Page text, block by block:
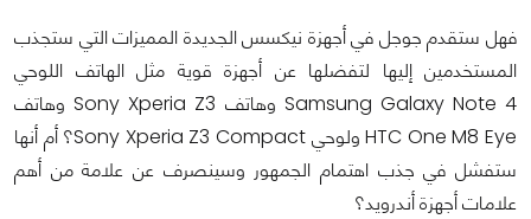
فهل ستقدم جوجل في أجهزة نيكسس الجديدة المميزات التي ستجذب
المستخدمين إليها لتفضلها عن أجهزة قوية مثل الهاتف اللوحي
Samsung Galaxy Note 4 وهاتف Sony Xperia Z3 وهاتف
HTC One M8 Eye ولوحي Sony Xperia Z3 Compact؟ أم أنها
ستفشل في جذب اهتمام الجمهور وسينصرف عن علامة من أهم
علامات أجهزة أندرويد؟